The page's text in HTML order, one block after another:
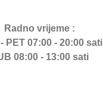
Radno vrijeme :
- PET 07:00 - 20:00 sati
08:00 - 13:00 sati